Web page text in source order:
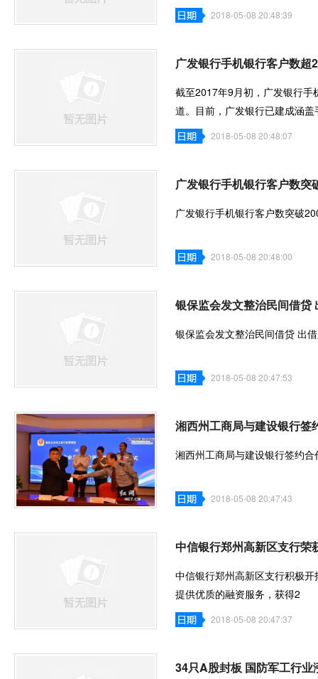
市龙岗区人民法2018-05-08 20:48:39
广发银行手机银行客户数超
截至2017年9月初，广发银行
道。目前，广发银行已建成涵盖
2018-05-08 20:48:07
广发银行手机银行客户数突
广发银行手机银行客户数突破
2018-05-08 20:48:00
银保监会发文整治民间借贷
银保监会发文整治民间借贷 出
2018-05-08 20:47:53
湘西州工商局与建设银行签
湘西州工商局与建设银行签约
2018-05-08 20:47:43
中信银行郑州高新区支行荣
中信银行郑州高新区支行积极
提供优质的融资服务，获得2
2018-05-08 20:47:37
34只A股封板 国防军工行业